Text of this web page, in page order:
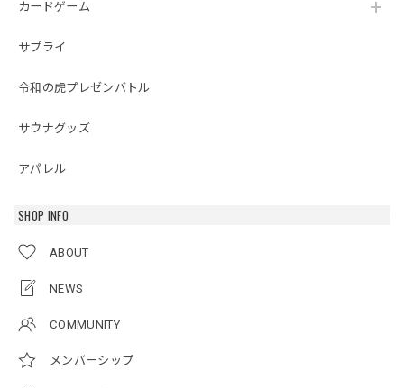
カードゲーム
サプライ
令和の虎プレゼンバトル
サウナグッズ
アパレル
SHOP INFO
ABOUT
NEWS
COMMUNITY
メンバーシップ